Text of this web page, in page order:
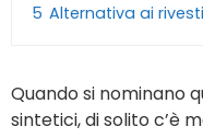
5 Alternativa ai
Quando si nominano
sintetici, di solito c’è